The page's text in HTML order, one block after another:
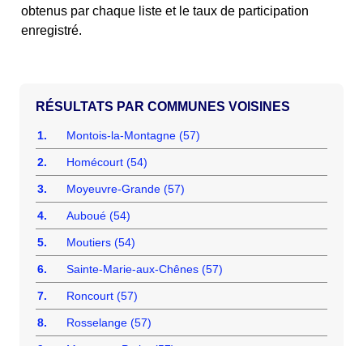
obtenus par chaque liste et le taux de participation
enregistré.
COMMUNES VOISINES
1. Montois-la-Montagne (57)
2. Homécourt (54)
3. Moyeuvre-Grande (57)
4. Auboué (54)
5. Moutiers (54)
6. Sainte-Marie-aux-Chênes (57)
7. Roncourt (57)
8. Rosselange (57)